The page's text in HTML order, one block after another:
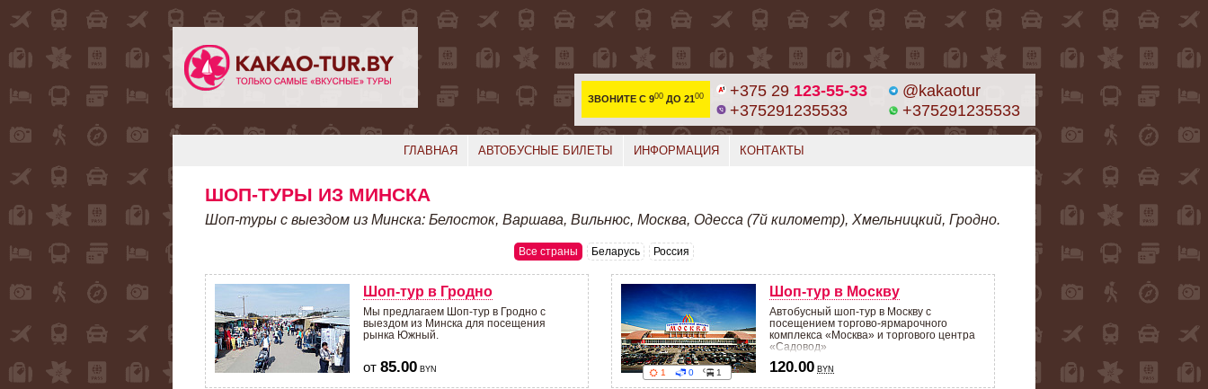
ЗВОНИТЕ C 900 ДО 2100 +375 29 123-55-33
+375291235533
@kakaotur
+375291235533
ГЛАВНАЯ АВТОБУСНЫЕ БИЛЕТЫ ИНФОРМАЦИЯ КОНТАКТЫ
ШОП-ТУРЫ ИЗ МИНСКА
Шоп-туры с выездом из Минска: Белосток, Варшава, Вильнюс, Москва, Одесса (7й километр), Хмельницкий, Гродно.
Все страны Беларусь Россия
Шоп-тур в Гродно
Мы предлагаем Шоп-тур в Гродно с
выездом из Минска для посещения
рынка Южный.
от 85.00 BYN 1 0 1
Шоп-тур в Москву
Автобусный шоп-тур в Москву с
посещением торгово-ярмарочного
комплекса «Москва» и торгового центра
«Садовод»
120.00 BYN